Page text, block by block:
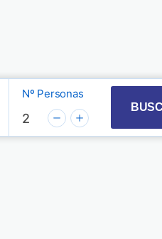
with the calendar
key to interact with the
Nº Personas
2